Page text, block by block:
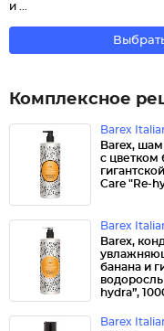
и ...
Комплексное
Barex
Barex,
с цветком
Care "Re-
Barex
Barex,
банана и
hydra”,
Barex